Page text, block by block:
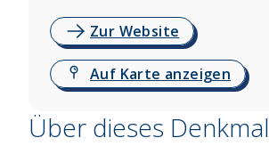
Zur Website
Auf Karte anzeigen
Über dieses Denkmal